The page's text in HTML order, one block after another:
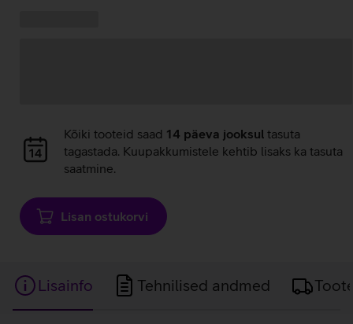
Andmete
laadimine
Kõiki tooteid saad 14 päeva jooksul tasuta
tagastada. Kuupakkumistele kehtib lisaks ka tasuta
saatmine.
Lisan ostukorvi
Lisainfo Tehnilised andmed